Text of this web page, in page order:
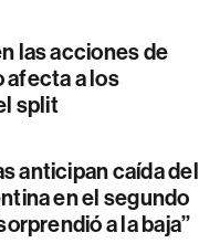
las acciones de
afecta a los
split
anticipan caída del
en el segundo
a la baja”